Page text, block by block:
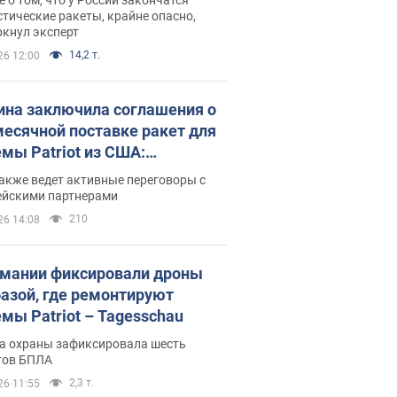
ракеты, крайне опасно,
эксперт
12:00 14,2 т.
заключила соглашения о
поставке ракет для
Patriot из США:
раскрыл подробности
ведет активные переговоры с
партнерами
14:08 210
фиксировали дроны
где ремонтируют
Patriot – Tagesschau
охраны зафиксировала шесть
БПЛА
11:55 2,3 т.